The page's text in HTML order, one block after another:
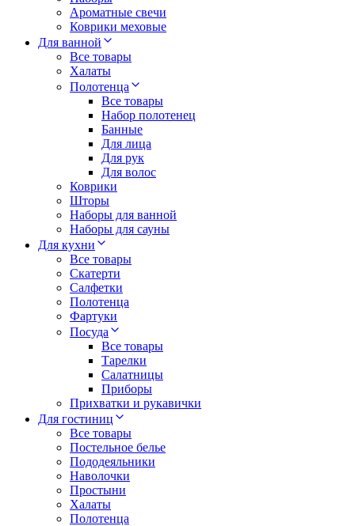
Ароматные свечи
Коврики меховые
Для ванной
Все товары
Халаты
Полотенца
Все товары
Набор полотенец
Банные
Для лица
Для рук
Для волос
Коврики
Шторы
Наборы для ванной
Наборы для сауны
Для кухни
Все товары
Скатерти
Салфетки
Полотенца
Фартуки
Посуда
Все товары
Тарелки
Салатницы
Приборы
Прихватки и рукавички
Для гостиниц
Все товары
Постельное белье
Пододеяльники
Наволочки
Простыни
Халаты
Полотенца